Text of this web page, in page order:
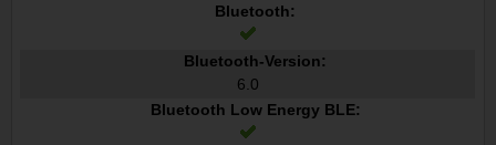
Bluetooth:
Bluetooth-Version:
6.0
Bluetooth Low Energy BLE: